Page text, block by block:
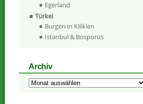
Egerland
Türkei
Burgen in Kilikien
Istanbul & Bosporus
Archiv
Archiv